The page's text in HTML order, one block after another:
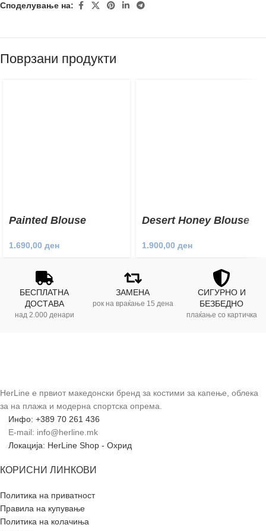
Споделување на:
Поврзани продукти
Painted Blouse
1.690,00 ден
Desert Honey Blouse
1.900,00 ден
БЕСПЛАТНА
ДОСТАВА
над 2.000 денари
ЗАМЕНА
рок на враќање 15 дена
СИГУРНО И
БЕЗБЕДНО
плаќање со картичка
HerLine е првиот македонски бренд за костими за капење, облека
за на плажа и модерна спортска опрема.
Инфо: +389 70 261 436
E-mail: info@herline.mk
Локација: HerLine Shop - Охрид
КОРИСНИ ЛИНКОВИ
Политика на приватност
Правила на купување
Политика на колачиња